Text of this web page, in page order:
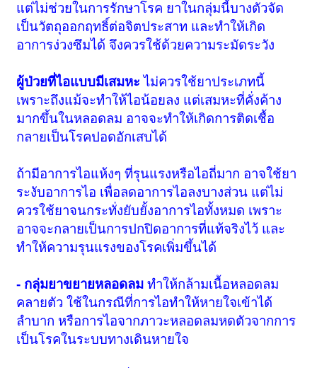
แต่ไม่ช่วยในการรักษาโรค ยาในกลุ่มนี้บางตัวจัด
เป็นวัตถุออกฤทธิ์ต่อจิตประสาท และทำให้เกิด
อาการง่วงซึมได้ จึงควรใช้ด้วยความระมัดระวัง
ผู้ป่วยที่ไอแบบมีเสมหะ ไม่ควรใช้ยาประเภทนี้
เพราะถึงแม้จะทำให้ไอน้อยลง แต่เสมหะที่คั่งค้าง
มากขึ้นในหลอดลม อาจจะทำให้เกิดการติดเชื้อ
กลายเป็นโรคปอดอักเสบได้
ถ้ามีอาการไอแห้งๆ ที่รุนแรงหรือไอถี่มาก อาจใช้ยา
ระงับอาการไอ เพื่อลดอาการไอลงบางส่วน แต่ไม่
ควรใช้ยาจนกระทั่งยับยั้งอาการไอทั้งหมด เพราะ
อาจจะกลายเป็นการปกปิดอาการที่แท้จริงไว้ และ
ทำให้ความรุนแรงของโรคเพิ่มขึ้นได้
- กลุ่มยาขยายหลอดลม ทำให้กล้ามเนื้อหลอดลม
คลายตัว ใช้ในกรณีที่การไอทำให้หายใจเข้าได้
ลำบาก หรือการไอจากภาวะหลอดลมหดตัวจากการ
เป็นโรคในระบบทางเดินหายใจ